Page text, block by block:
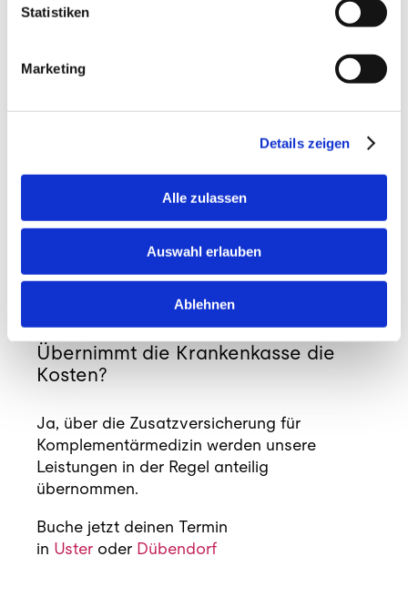
Statistiken
Marketing
Details zeigen
Alle zulassen
Auswahl erlauben
Ablehnen
Beginn 3 bis 5 Sitzungen in wöchentlichem
Abstand, um eine nachhaltige Veränderung
Hilft Massage auch bei einem
„Frozen Shoulder“ Syndrom?
Ja, unterstützend zur Physiotherapie kann
umliegende Muskulatur zu lockern und
Schmerzen zu lindern, was die Beweglichkeit
Übernimmt die Krankenkasse die
Kosten?
Ja, über die Zusatzversicherung für
Komplementärmedizin werden unsere
Leistungen in der Regel anteilig
übernommen.
Buche jetzt deinen Termin
in Usteroder Dübendorf